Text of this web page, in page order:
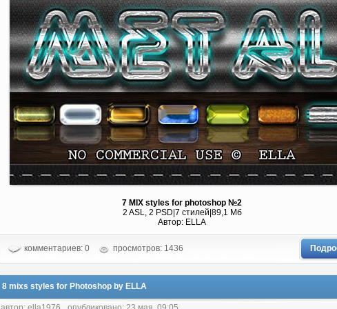
7 MIX styles for photoshop №2
2 ASL, 2 PSD|7 стилей|89,1 Мб
Aвтор: ELLA
комментариев: 0 просмотров: 1436
8 mixs styles for Photoshop by ELLA